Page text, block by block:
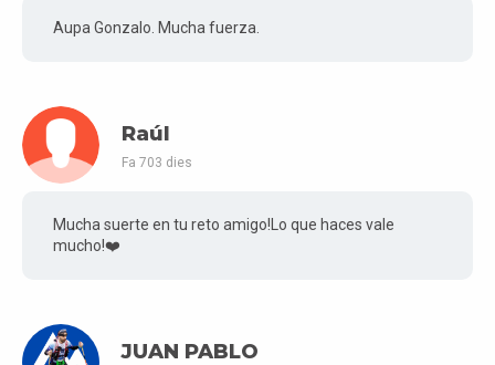
Aupa Gonzalo. Mucha fuerza.
Raúl
Fa 703 dies
Mucha suerte en tu reto amigo!Lo que haces vale
mucho!❤️
JUAN PABLO